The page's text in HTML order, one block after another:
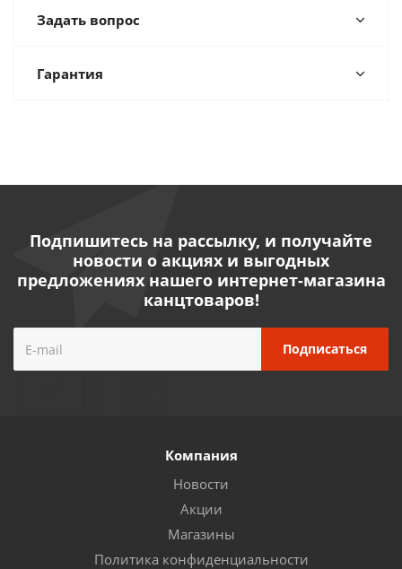
Задать вопрос
Гарантия
Подпишитесь на рассылку, и получайте
новости о акциях и выгодных
предложениях нашего интернет-магазина
канцтоваров!
Компания
Новости
Акции
Магазины
Политика конфиденциальности